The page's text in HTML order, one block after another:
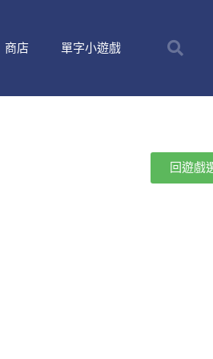
商店 單字小遊戲
回遊戲